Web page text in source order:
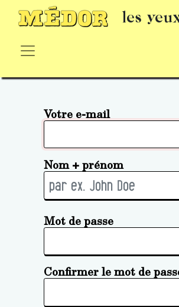
les
Votre e-mail
Nom + prénom
Mot de passe
Confirmer le mot de